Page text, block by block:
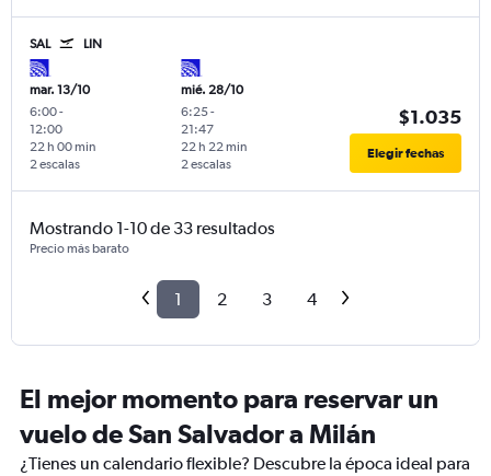
SAL LIN
mar. 13/10
6:00-
12:00
2 escalas
22 h 00 min
mié. 28/10
6:25-
21:47
2 escalas
22 h 22 min
$1.035
Elegir fechas
Mostrando 1-10 de 33 resultados
Precio más barato
1 2 3 4
El mejor momento para reservar un
vuelo de San Salvador a Milán
¿Tienes un calendario flexible? Descubre la época ideal para